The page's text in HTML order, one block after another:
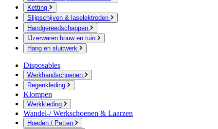
Ketting
Slijpschijven & laselektroden
Handgereedschappen
IJzerwaren bouw en tuin
Hang en sluitwerk
Disposables
Werkhandschoenen
Regenkleding
Klompen
Werkkleding
Wandel-/ Werkschoenen & Laarzen
Hoeden / Petten